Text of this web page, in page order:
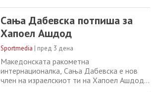
Ѓоковиќ предлага реформа во тенисот
04/08/2026
Сања Дабевска потпиша за
Хапоел Ашдод
Sportmedia | пред 3 дена
Македонската ракометна
интернационалка, Сања Дабевска е нов
член на израелскиот ти на Хапоел Ашдод.